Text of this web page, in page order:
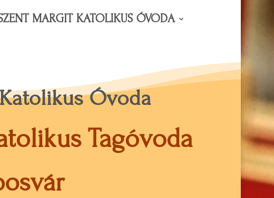
MARGIT KATOLIKUS ÓVODA
Óvoda
Tagóvoda